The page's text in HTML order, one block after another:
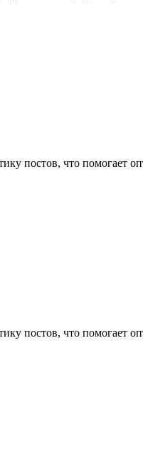
постов, что помогает
постов, что помогает